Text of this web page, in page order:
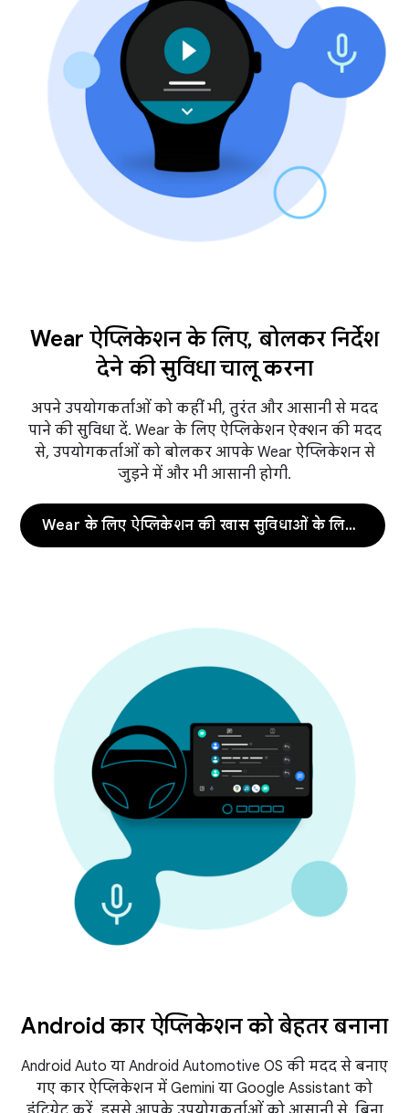
Wear ऐप्लिकेशन के लिए, बोलकर निर्देश
देने की सुविधा चालू करना
अपने उपयोगकर्ताओं को कहीं भी, तुरंत और आसानी से मदद
पाने की सुविधा दें. Wear के लिए ऐप्लिकेशन ऐक्शन की मदद
से, उपयोगकर्ताओं को बोलकर आपके Wear ऐप्लिकेशन से
जुड़ने में और भी आसानी होगी.
Wear के लिए ऐप्लिकेशन की खास सुविधाओं के लिए कार्रवाइयां
Android कार ऐप्लिकेशन को बेहतर बनाना
Android Auto या Android Automotive OS की मदद से बनाए
गए कार ऐप्लिकेशन में Gemini या Google Assistant को